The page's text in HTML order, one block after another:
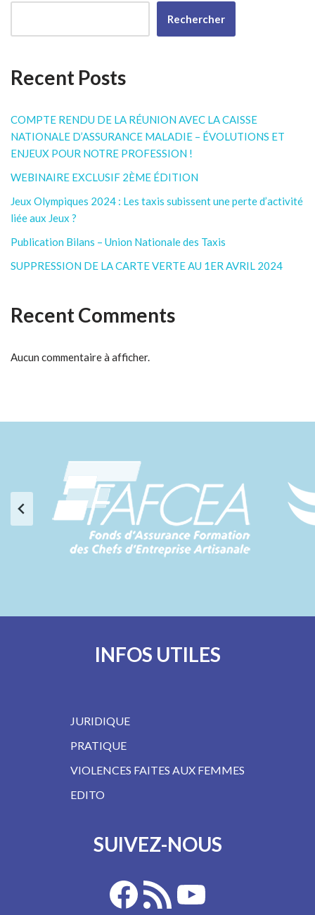
Rechercher
Recent Posts
COMPTE RENDU DE LA RÉUNION AVEC LA CAISSE
NATIONALE D’ASSURANCE MALADIE – ÉVOLUTIONS ET
ENJEUX POUR NOTRE PROFESSION !
WEBINAIRE EXCLUSIF 2ÈME ÉDITION
Jeux Olympiques 2024 : Les taxis subissent une perte d’activité
liée aux Jeux ?
Publication Bilans – Union Nationale des Taxis
SUPPRESSION DE LA CARTE VERTE AU 1ER AVRIL 2024
Recent Comments
Aucun commentaire à afficher.
INFOS UTILES
JURIDIQUE
PRATIQUE
VIOLENCES FAITES AUX FEMMES
EDITO
SUIVEZ-NOUS